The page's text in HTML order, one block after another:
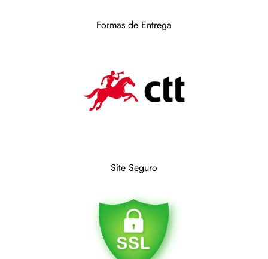
Formas de Entrega
Site Seguro